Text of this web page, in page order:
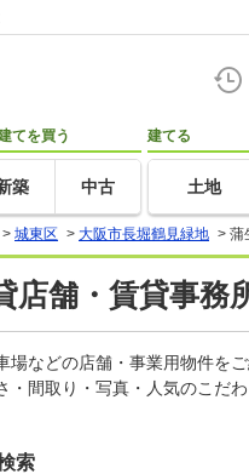
てを買う
築 中古
建てる
土地
> 城東区 > 大阪市長堀鶴見緑地 > 蒲
店舗・賃貸事務
などの店舗・事業用物件を
間取り・写真・人気のこだ
索